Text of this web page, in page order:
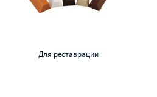
Для реставрации